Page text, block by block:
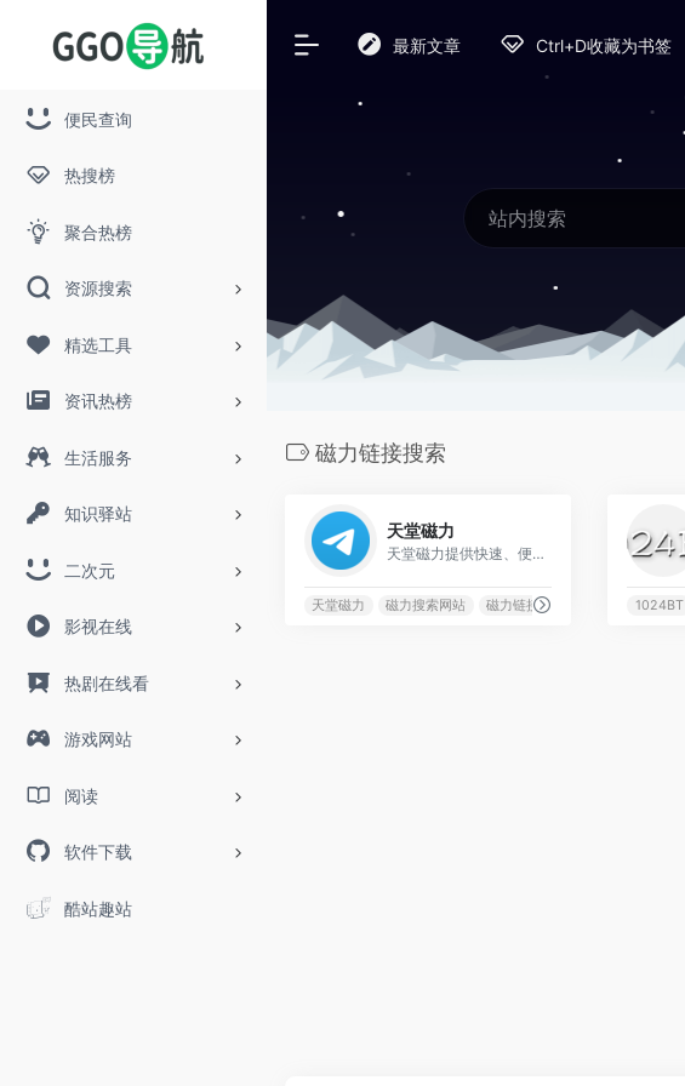
便民查询
热搜榜
聚合热榜
资源搜索
精选工具
资讯热榜
生活服务
知识驿站
二次元
影视在线
热剧在线看
游戏网站
阅读
软件下载
酷站趣站
最新文章 Ctrl+D收藏为书签
磁力链接搜索
天堂磁力
天堂磁力提供快速、便捷的搜索资源下载，有丰富的资源库，如电影、音乐等。
天堂磁力 磁力搜索网站 磁力链接搜索 种子搜索1024BT